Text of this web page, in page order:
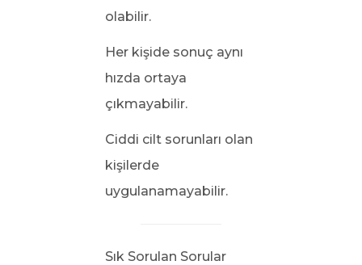
olabilir.
Her kişide sonuç aynı
hızda ortaya
çıkmayabilir.
Ciddi cilt sorunları olan
kişilerde
uygulanamayabilir.
Sık Sorulan Sorular